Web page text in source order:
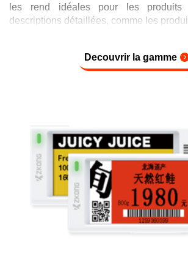
les rend idéales pour les produits
descriptions détaillées, comme les
Decouvrir la gamme